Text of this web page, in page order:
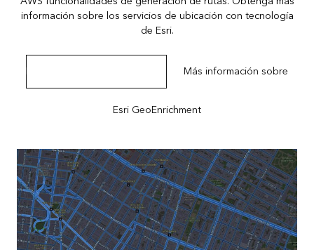
información sobre los servicios de ubicación con tecnología
de Esri.
Explorar servicios de ubicación Más información sobre
Esri GeoEnrichment